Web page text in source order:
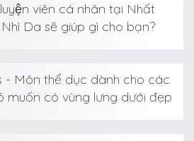
viên cá nhân tại Nhất
Da sẽ giúp gì cho bạn?
- Môn thể dục dành cho các
muốn có vùng lưng dưới đẹp